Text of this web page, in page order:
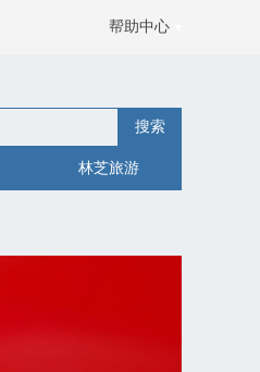
帮助中心
搜索
林芝旅游